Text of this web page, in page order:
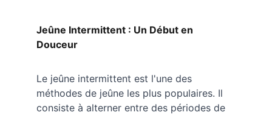
Jeûne Intermittent : Un Début en
Douceur
Le jeûne intermittent est l'une des
méthodes de jeûne les plus populaires. Il
consiste à alterner entre des périodes de